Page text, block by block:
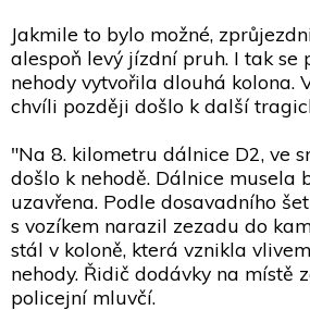
Jakmile to bylo možné,
alespoň levý jízdní pruh. I tak se
nehody vytvořila dlouhá kolona.
chvíli později došlo k další
"Na 8. kilometru dálnice D2, ve
došlo k nehodě. Dálnice musela
uzavřena. Podle dosavadního
s vozíkem narazil zezadu do
stál v koloně, která vznikla
nehody. Řidič dodávky na místě
policejní mluvčí.